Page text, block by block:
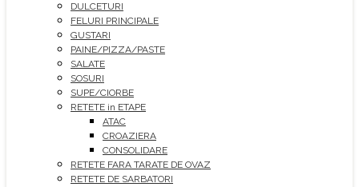
DULCETURI
FELURI PRINCIPALE
GUSTARI
PAINE/PIZZA/PASTE
SALATE
SOSURI
SUPE/CIORBE
RETETE in ETAPE
ATAC
CROAZIERA
CONSOLIDARE
RETETE FARA TARATE DE OVAZ
RETETE DE SARBATORI